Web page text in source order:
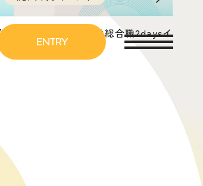
ENTRY
潜入レポ🕶️】27卒向け総合職2daysイ
ターンシップ選考会✨